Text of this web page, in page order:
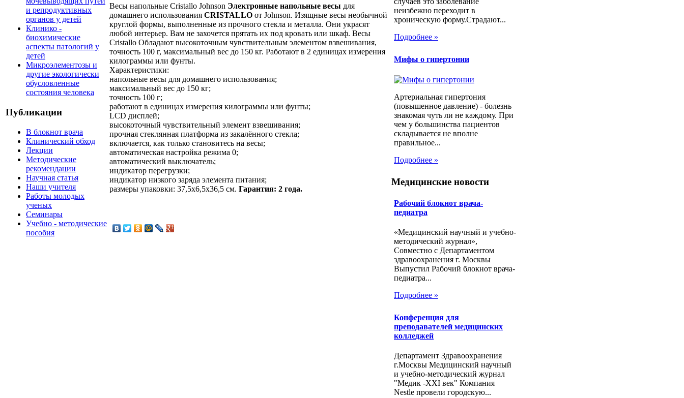
и репродуктивных
органов у детей
Клинико -
биохимические
аспекты патологий у
детей
Микроэлементозы и
другие экологически
обусловленные
состояния человека
Публикации
В блокнот врача
Клинический обход
Лекции
Методические
рекомендации
Научная статья
Наши учителя
Работы молодых
ученых
Семинары
Учебно - методические
пособия
Весы напольные Cristallo Johnson Электронные напольные весы для
домашнего использования CRISTALLO от Johnson. Изящные весы необычной
круглой формы, выполненные из прочного стекла и металла. Они украсят
любой интерьер. Вам не захочется прятать их под кровать или шкаф. Весы
Cristallo Обладают высокоточным чувствительным элементом взвешивания,
точность 100 г, максимальный вес до 150 кг. Работают в 2 единицах измерения
килограммы или фунты.
Характеристики:
напольные весы для домашнего использования;
максимальный вес до 150 кг;
точность 100 г;
работают в единицах измерения килограммы или фунты;
LCD дисплей;
высокоточный чувствительный элемент взвешивания;
прочная стеклянная платформа из закалённого стекла;
включается, как только становитесь на весы;
автоматическая настройка режима 0;
автоматический выключатель;
индикатор перегрузки;
индикатор низкого заряда элемента питания;
размеры упаковки: 37,5х6,5х36,5 см. Гарантия: 2 года.
неизбежно переходит в
хроническую форму.Страдают...
Подробнее »
Мифы о гипертонии
Артериальная гипертония
(повышенное давление) - болезнь
знакомая чуть ли не каждому. При
чем у большинства пациентов
складывается не вполне
правильное...
Подробнее »
Медицинские новости
Рабочий блокнот врача-
педиатра
«Медицинский научный и учебно-
методический журнал»,
Совместно с Департаментом
здравоохранения г. Москвы
Выпустил Рабочий блокнот врача-
педиатра...
Подробнее »
Конференция для
преподавателей медицинских
колледжей
Департамент Здравоохранения
г.Москвы Медицинский научный
и учебно-методический журнал
"Медик -ХХI век" Компания
Nestle провели городскую...